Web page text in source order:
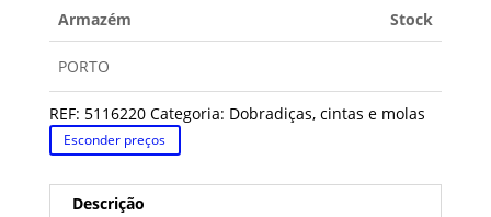
Armazém Stock
PORTO
REF: 5116220 Categoria: Dobradiças, cintas e molas
Esconder preços
Descrição